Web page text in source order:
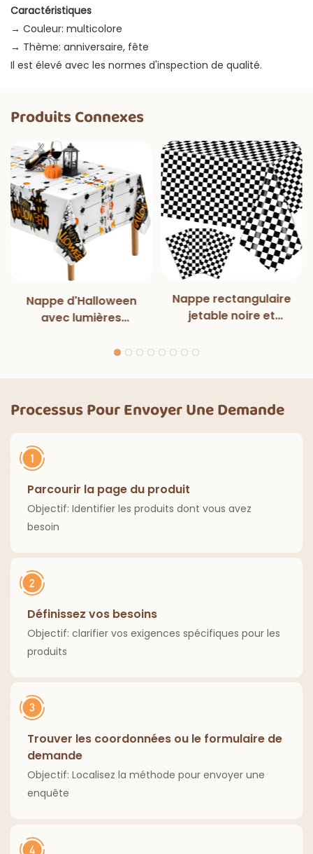
Caractéristiques
→ Couleur: multicolore
→ Thème: anniversaire, fête
Il est élevé avec les normes d'inspection de qualité.
Produits Connexes
Nappe d'Halloween
avec lumières
décoration de fête
décorations pour la
maison
Nappe rectangulaire
jetable noire et
magiques pour
d'intérieur et
Processus Pour Envoyer Une Demande
Parcourir la page du produit
Objectif: Identifier les produits dont vous avez
besoin
Définissez vos besoins
Objectif: clarifier vos exigences spécifiques pour les
produits
Trouver les coordonnées ou le formulaire de
demande
Objectif: Localisez la méthode pour envoyer une
enquête